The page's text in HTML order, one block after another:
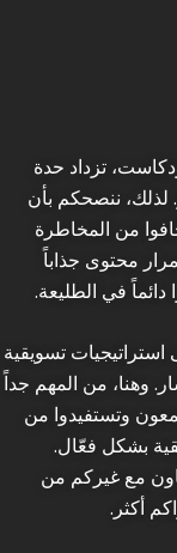
تزداد حدة
لذلك، ننصحكم بأن
من المخاطرة
محتوى جذاباً
دائماً في الطليعة.
استراتيجيات تسويقية
وهنا، من المهم جداً
وتستفيدوا من
بشكل فعّال.
مع غيركم من
أكثر.